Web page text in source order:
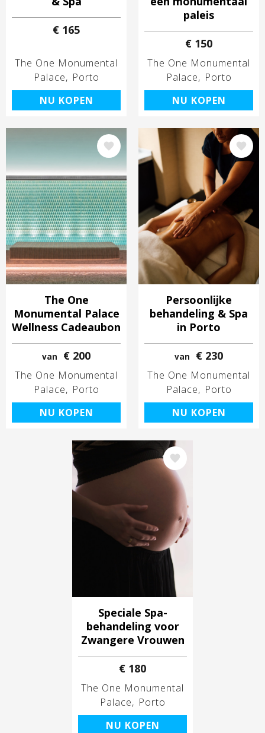
€ 165
The One Monumental
Palace
Porto
NU KOPEN
paleis
€ 150
The One Monumental
Palace
Porto
NU KOPEN
Afbeelding
The One
Monumental Palace
Wellness Cadeaubon
van € 200
The One Monumental
Palace
Porto
NU KOPEN
Afbeelding
Persoonlijke
behandeling & Spa
in Porto
van € 230
The One Monumental
Palace
Porto
NU KOPEN
Afbeelding
Speciale Spa-
behandeling voor
Zwangere Vrouwen
€ 180
The One Monumental
Palace
Porto
NU KOPEN